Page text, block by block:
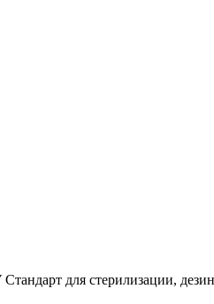
для стерилизации,